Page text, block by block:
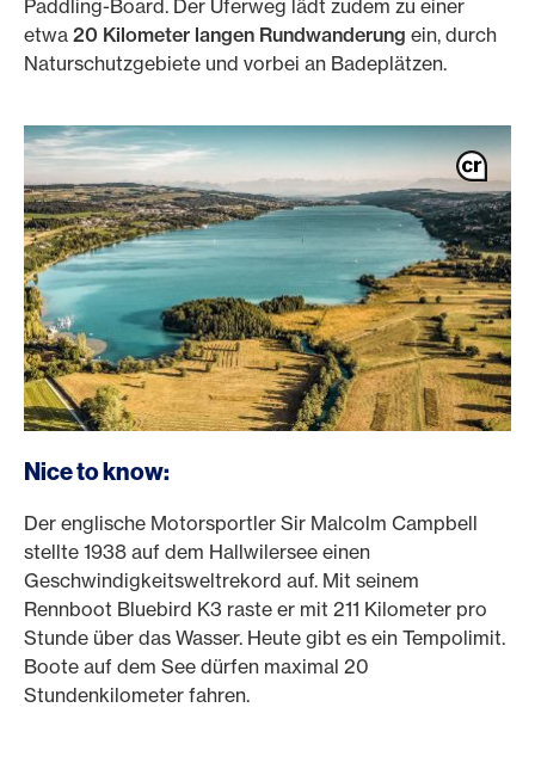
Paddling-Board. Der Uferweg lädt zudem zu einer
etwa 20 Kilometer langen Rundwanderung ein, durch
Naturschutzgebiete und vorbei an Badeplätzen.
Nice to know:
Der englische Motorsportler Sir Malcolm Campbell
stellte 1938 auf dem Hallwilersee einen
Geschwindigkeitsweltrekord auf. Mit seinem
Rennboot Bluebird K3 raste er mit 211 Kilometer pro
Stunde über das Wasser. Heute gibt es ein Tempolimit.
Boote auf dem See dürfen maximal 20
Stundenkilometer fahren.